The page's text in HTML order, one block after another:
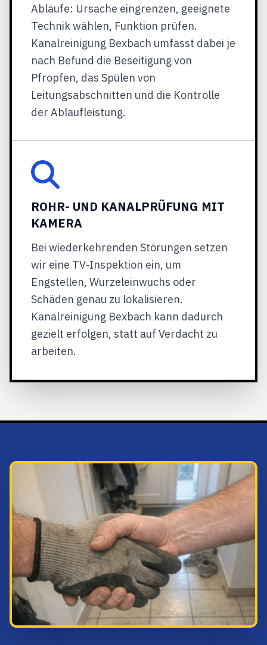
Abläufe: Ursache eingrenzen, geeignete
Technik wählen, Funktion prüfen.
Kanalreinigung Bexbach umfasst dabei je
nach Befund die Beseitigung von
Pfropfen, das Spülen von
Leitungsabschnitten und die Kontrolle
der Ablaufleistung.
ROHR- UND KANALPRÜFUNG MIT
KAMERA
Bei wiederkehrenden Störungen setzen
wir eine TV-Inspektion ein, um
Engstellen, Wurzeleinwuchs oder
Schäden genau zu lokalisieren.
Kanalreinigung Bexbach kann dadurch
gezielt erfolgen, statt auf Verdacht zu
arbeiten.